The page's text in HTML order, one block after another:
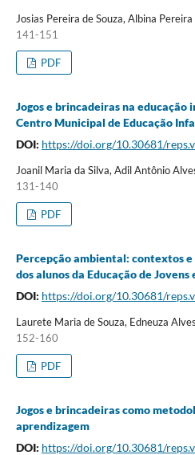
Josias Pereira de Souza, Albina
141-151
PDF
Jogos e brincadeiras na educação
Centro Municipal de Educação
DOI: https://doi.org/10.30681/
Joanil Maria da Silva, Adil Antônio
131-140
PDF
Percepção ambiental: contextos
dos alunos da Educação de Jovens
DOI: https://doi.org/10.30681/
Laurete Maria de Souza, Edneuza
152-160
PDF
Jogos e brincadeiras como
aprendizagem
DOI: https://doi.org/10.30681/